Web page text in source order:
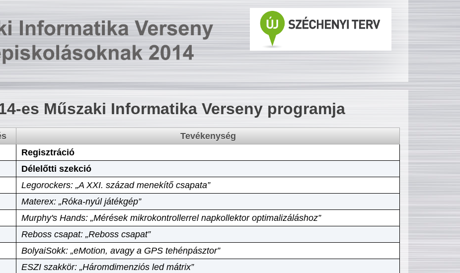
es Műszaki Informatika Verseny programja
Tevékenység
Regisztráció
Délelőtti szekció
Legorockers: „A XXI. század menekítő csapata”
Materex: „Róka-nyúl játékgép”
Murphy's Hands: „Mérések mikrokontrollerrel napkollektor optimalizáláshoz”
Reboss csapat: „Reboss csapat”
BolyaiSokk: „eMotion, avagy a GPS tehénpásztor”
ESZI szakkör: „Háromdimenziós led mátrix”